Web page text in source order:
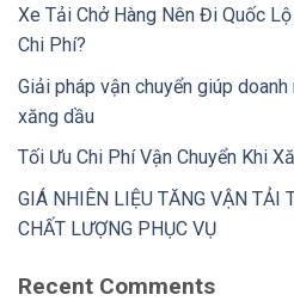
Xe Tải Chở Hàng Nên Đi Quốc
Chi Phí?
Giải pháp vận chuyển giúp
xăng dầu
Tối Ưu Chi Phí Vận Chuyển Khi
GIÁ NHIÊN LIỆU TĂNG VẬN TẢI
CHẤT LƯỢNG PHỤC VỤ
Recent Comments